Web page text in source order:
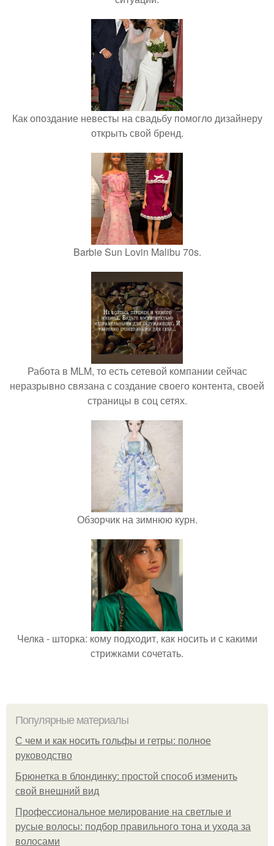
Как опоздание невесты на свадьбу помогло дизайнеру
открыть свой бренд.
Barbie Sun Lovin Malibu 70s.
Работа в MLM, то есть сетевой компании сейчас
неразрывно связана с создание своего контента, своей
страницы в соц сетях.
Обзорчик на зимнюю курн.
Челка - шторка: кому подходит, как носить и с какими
стрижками сочетать.
Популярные материалы
С чем и как носить гольфы и гетры: полное
руководство
Брюнетка в блондинку: простой способ изменить
свой внешний вид
Профессиональное мелирование на светлые и
русые волосы: подбор правильного тона и ухода за
волосами